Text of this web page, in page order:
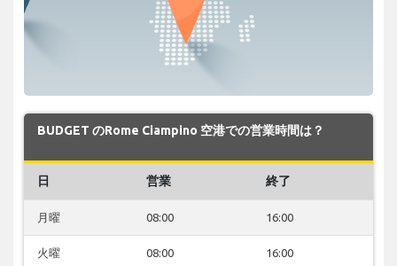
BUDGET のRome Ciampino 空港での営業時間は？
日 営業 終了
月曜 08:00 16:00
火曜 08:00 16:00